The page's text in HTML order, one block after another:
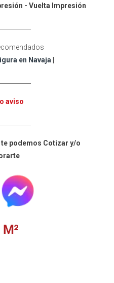
- Vuelta Impresión
en Navaja
aviso
podemos Cotizar y/o